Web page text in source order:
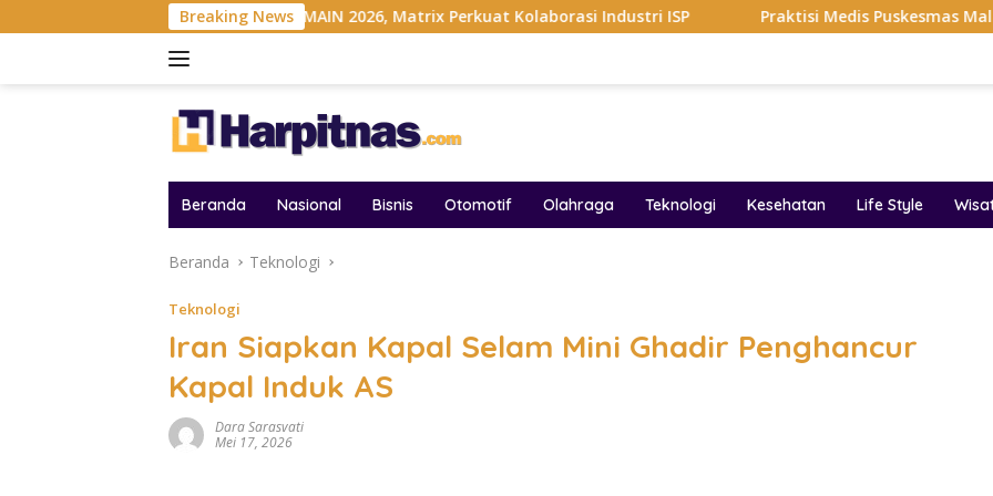
ke
Breaking News
Gelar MAIN 2026, Matrix Perkuat Kolaborasi Industri ISP Praktisi Medis Puskesmas Malang Ikut Ejek
Beranda Nasional Bisnis Otomotif Olahraga Teknologi Kesehatan Life Style
Beranda Teknologi
Teknologi
Iran Siapkan Kapal Selam Mini Ghadir Penghancur
Kapal Induk AS
Dara Sarasvati
Mei 17, 2026